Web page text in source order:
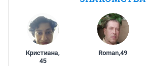
Кристиана,
45
Roman,49